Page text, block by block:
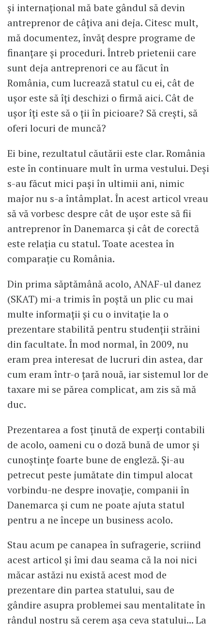
și internațional mă bate gândul să devin
antreprenor de câțiva ani deja. Citesc mult,
mă documentez, învăț despre programe de
finanțare și proceduri. Întreb prietenii care
sunt deja antreprenori ce au făcut în
România, cum lucrează statul cu ei, cât de
ușor este să îți deschizi o firmă aici. Cât de
ușor îți este să o ții în picioare? Să crești, să
oferi locuri de muncă?
Ei bine, rezultatul căutării este clar. România
este în continuare mult în urma vestului. Deși
s-au făcut mici pași în ultimii ani, nimic
major nu s-a întâmplat. În acest articol vreau
să vă vorbesc despre cât de ușor este să fii
antreprenor în Danemarca și cât de corectă
este relația cu statul. Toate acestea în
comparație cu România.
Din prima săptămână acolo, ANAF-ul danez
(SKAT) mi-a trimis în poștă un plic cu mai
multe informații și cu o invitație la o
prezentare stabilită pentru studenții străini
din facultate. În mod normal, în 2009, nu
eram prea interesat de lucruri din astea, dar
cum eram într-o țară nouă, iar sistemul lor de
taxare mi se părea complicat, am zis să mă
duc.
Prezentarea a fost ținută de experți contabili
de acolo, oameni cu o doză bună de umor și
cunoștințe foarte bune de engleză. Și-au
petrecut peste jumătate din timpul alocat
vorbindu-ne despre inovație, companii în
Danemarca și cum ne poate ajuta statul
pentru a ne începe un business acolo.
Stau acum pe canapea în sufragerie, scriind
acest articol și îmi dau seama că la noi nici
măcar astăzi nu există acest mod de
prezentare din partea statului, sau de
gândire asupra problemei sau mentalitate în
rândul nostru să cerem așa ceva statului... La